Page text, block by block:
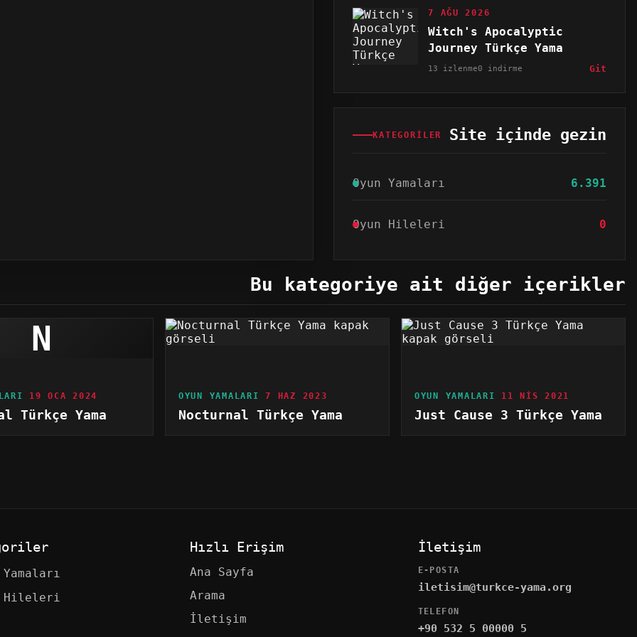
7 AĞU 2026
Witch's Apocalyptic
Journey Türkçe Yama
13 izlenme0 indirme Git
KATEGORILER Site içinde gezin
Oyun Yamaları 6.391
Oyun Hileleri 0
Bu kategoriye ait diğer içerikler
N
19 OCA 2024
Türkçe Yama
OYUN YAMALARI 7 HAZ 2023
Nocturnal Türkçe Yama
OYUN YAMALARI 11 NIS 2021
Just Cause 3 Türkçe Yama
Hileleri
Hızlı Erişim
Ana Sayfa
Arama
İletişim
İletişim
E-POSTA
iletisim@turkce-yama.org
TELEFON
+90 532 5 00000 5